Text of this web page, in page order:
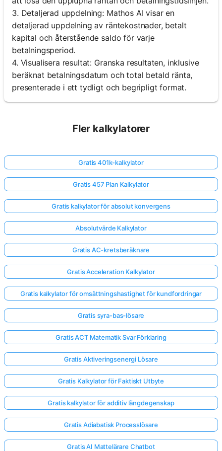
3. Detaljerad uppdelning: Mathos AI visar en
detaljerad uppdelning av räntekostnader, betalt
kapital och återstående saldo för varje
betalningsperiod.
4. Visualisera resultat: Granska resultaten, inklusive
beräknat betalningsdatum och total betald ränta,
presenterade i ett tydligt och begripligt format.
Fler kalkylatorer
Gratis 401k-kalkylator
Gratis 457 Plan Kalkylator
Gratis kalkylator för absolut konvergens
Absolutvärde Kalkylator
Gratis AC-kretsberäknare
Gratis Acceleration Kalkylator
Gratis kalkylator för omsättningshastighet för kundfordringar
Gratis syra-bas-lösare
Gratis ACT Matematik Svar Förklaring
Gratis Aktiveringsenergi Lösare
Gratis Kalkylator för Faktiskt Utbyte
Gratis kalkylator för additiv längdegenskap
Gratis Adiabatisk Processlösare
Gratis AI Mattelärare Chatbot